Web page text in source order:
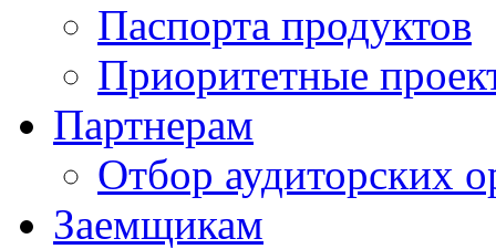
Паспорта продуктов
Приоритетные
Партнерам
Отбор аудиторских
Заемщикам